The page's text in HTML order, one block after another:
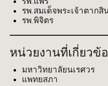
รพ.สมเด็จพระเจ้าตาก
รพ.พิจิตร
หน่วยงานที่เกี่ยวข้
มหาวิทยาลัยนเรศวร
แพทยสภา